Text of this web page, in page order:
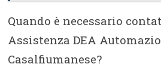
Quando è necessario
Assistenza DEA
Casalfiumanese?